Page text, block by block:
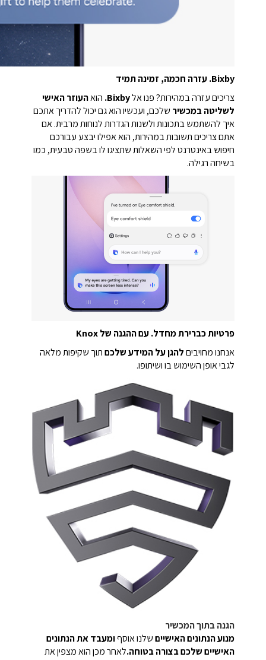
Bixby. עזרה חכמה, זמינה תמיד
צריכים עזרה במהירות? פנו אלBixby. הואהעוזר האישי
לשליטה במכשיר שלכם, ועכשיו הוא גם יכול להדריך אתכם
איך להשתמש בתכונות ולשנות הגדרות לנוחות מרבית. אם
אתם צריכים תשובות במהירות, הוא אפילו יבצע עבורכם
חיפוש באינטרנט לפי השאלות שתציגו לו בשפה טבעית, כמו
בשיחה רגילה.
פרטיות כברירת מחדל. עם ההגנה של Knox
אנחנו מחויבים להגן על המידע שלכם תוך שקיפות מלאה
לגבי אופן השימוש בו ושיתופו.
הגנה בתוך המכשיר
מנוע הנתונים האישיים שלנו אוסףומעבד את הנתונים
האישיים שלכם בצורה בטוחה.לאחר מכן הוא מצפין את